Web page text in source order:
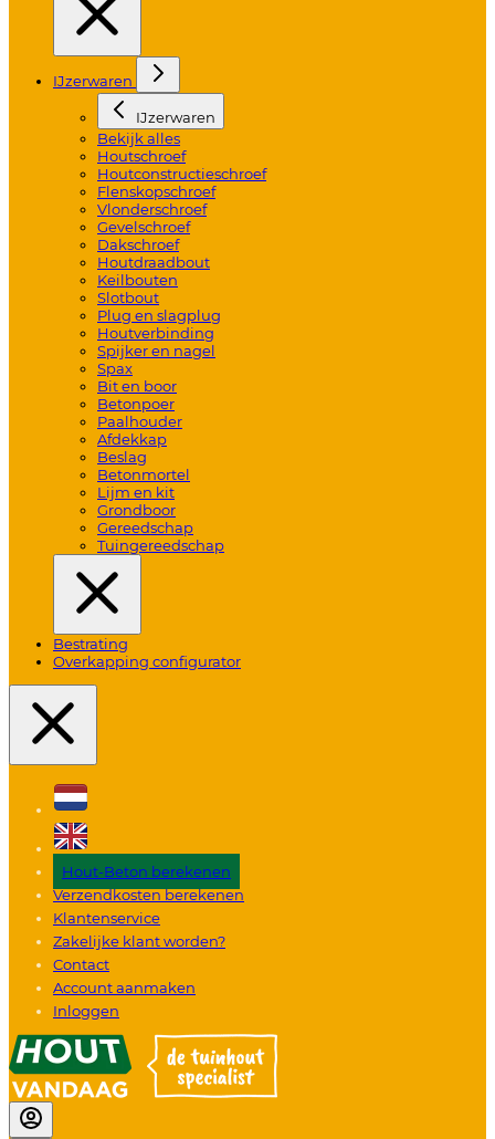
IJzerwaren
IJzerwaren
Bekijk alles
Houtschroef
Houtconstructieschroef
Flenskopschroef
Vlonderschroef
Gevelschroef
Dakschroef
Houtdraadbout
Keilbouten
Slotbout
Plug en slagplug
Houtverbinding
Spijker en nagel
Spax
Bit en boor
Betonpoer
Paalhouder
Afdekkap
Beslag
Betonmortel
Lijm en kit
Grondboor
Gereedschap
Tuingereedschap
Bestrating
Overkapping configurator
Hout-Beton berekenen
Verzendkosten berekenen
Klantenservice
Zakelijke klant worden?
Contact
Account aanmaken
Inloggen